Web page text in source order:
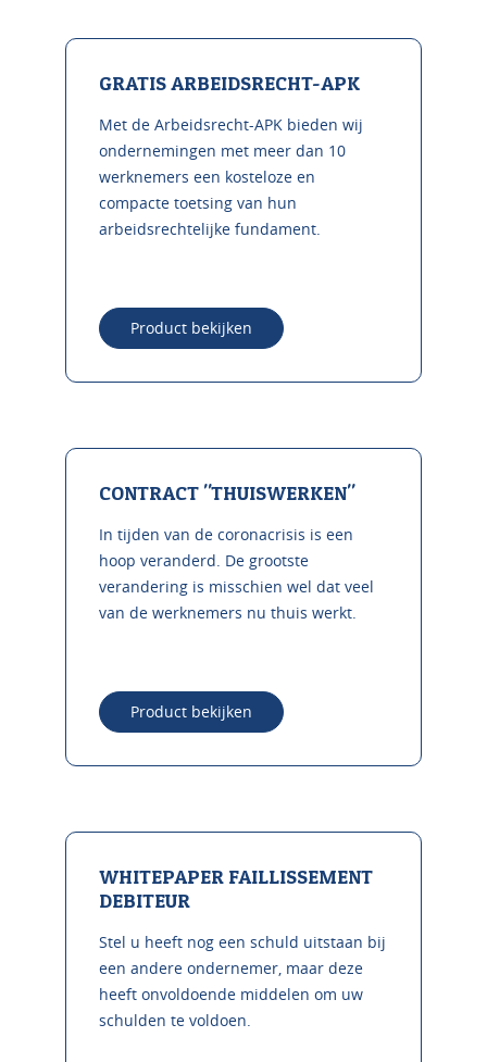
GRATIS ARBEIDSRECHT-APK
Met de Arbeidsrecht-APK bieden wij
ondernemingen met meer dan 10
werknemers een kosteloze en
compacte toetsing van hun
arbeidsrechtelijke fundament.
Product bekijken
CONTRACT "THUISWERKEN"
In tijden van de coronacrisis is een
hoop veranderd. De grootste
verandering is misschien wel dat veel
van de werknemers nu thuis werkt.
Product bekijken
WHITEPAPER FAILLISSEMENT
DEBITEUR
Stel u heeft nog een schuld uitstaan bij
een andere ondernemer, maar deze
heeft onvoldoende middelen om uw
schulden te voldoen.